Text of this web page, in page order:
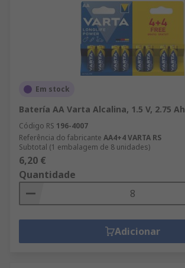
Em stock
Batería AA Varta Alcalina, 1.5 V, 2.75 Ah
Código RS 196-4007
Referência do fabricante AA4+4 VARTA RS
Subtotal (1 embalagem de 8 unidades)
6,20 €
Quantidade
Adicionar